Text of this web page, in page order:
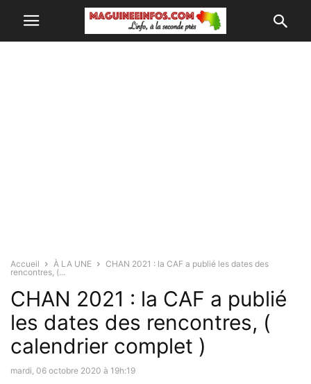
Accueil À LA UNE
CHAN 2021 : la CAF a publié les dates des
rencontres, (...
CHAN 2021 : la CAF a publié
les dates des rencontres, (
calendrier complet )
mardi, 06 octobre 2020 à 19h:19